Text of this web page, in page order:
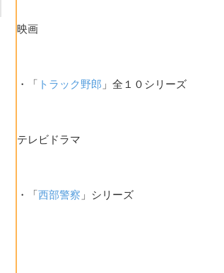
映画
・「 トラック野郎 」全１０シリーズ
テレビドラマ
・「西部警察 」シリーズ